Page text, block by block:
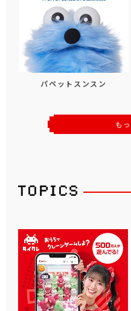
パペットスンスン
も